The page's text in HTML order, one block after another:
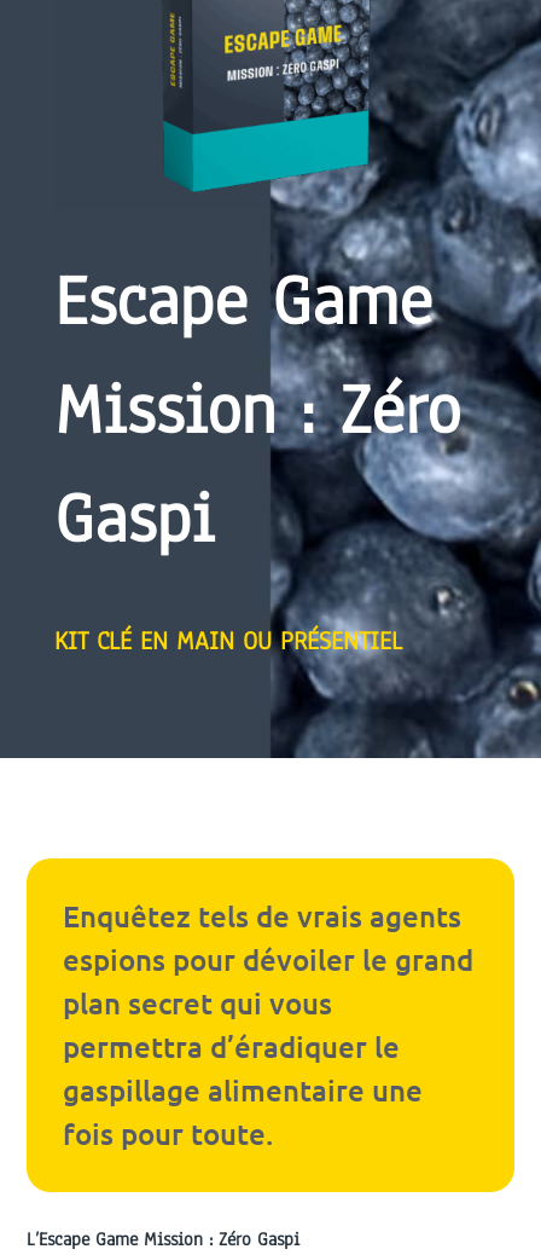
Escape Game
Mission : Zéro
Gaspi
KIT CLÉ EN MAIN OU PRÉSENTIEL
Enquêtez tels de vrais agents
espions pour dévoiler le grand
plan secret qui vous
permettra d’éradiquer le
gaspillage alimentaire une
fois pour toute.
L’Escape Game Mission : Zéro Gaspi